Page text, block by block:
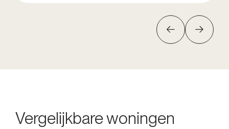
Vergelijkbare woningen